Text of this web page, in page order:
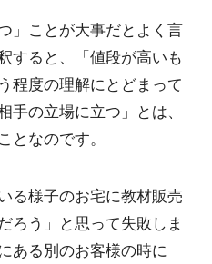
」ことが大事だとよく言
すると、「値段が高いも
程度の理解にとどまって
手の立場に立つ」とは、
となのです。
る様子のお宅に教材販売
ろう」と思って失敗しま
ある別のお客様の時に